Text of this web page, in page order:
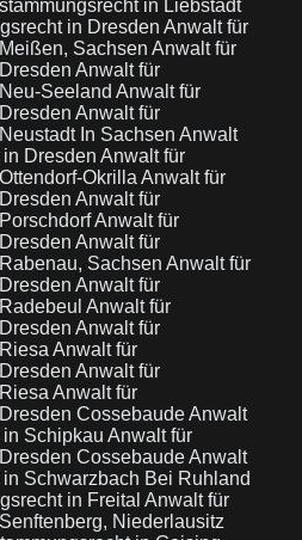
in Liebstadt
in Dresden Anwalt für
Sachsen Anwalt für
Anwalt für
Seeland Anwalt für
Anwalt für
In Sachsen Anwalt
Dresden Anwalt für
Okrilla Anwalt für
Anwalt für
Anwalt für
Anwalt für
Sachsen Anwalt für
Anwalt für
Anwalt für
Anwalt für
Anwalt für
Anwalt für
Anwalt für
CossebaudeAnwalt
Schipkau Anwalt für
CossebaudeAnwalt
Schwarzbach Bei Ruhland
in Freital Anwalt für
Niederlausitz